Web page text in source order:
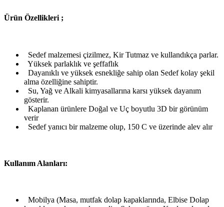
Ürün Özellikleri ;
Sedef malzemesi çizilmez, Kir Tutmaz ve kullandıkça parlar.
Yüksek parlaklık ve şeffaflık
Dayanıklı ve yüksek esnekliğe sahip olan Sedef kolay şekil
alma özelliğine sahiptir.
Su, Yağ ve Alkali kimyasallarına karsı yüksek dayanım
gösterir.
Kaplanan ürünlere Doğal ve Uç boyutlu 3D bir görünüm
verir
Sedef yanıcı bir malzeme olup, 150 C ve üzerinde alev alır
Kullanım Alanları:
Mobilya (Masa, mutfak dolap kapaklarında, Elbise Dolap